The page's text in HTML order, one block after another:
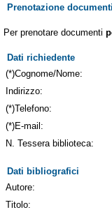
Prenotazione documenti
Per prenotare documenti
Dati richiedente
(*)Cognome/Nome:
Indirizzo:
(*)Telefono:
(*)E-mail:
N. Tessera biblioteca:
Dati bibliografici
Autore:
Titolo: